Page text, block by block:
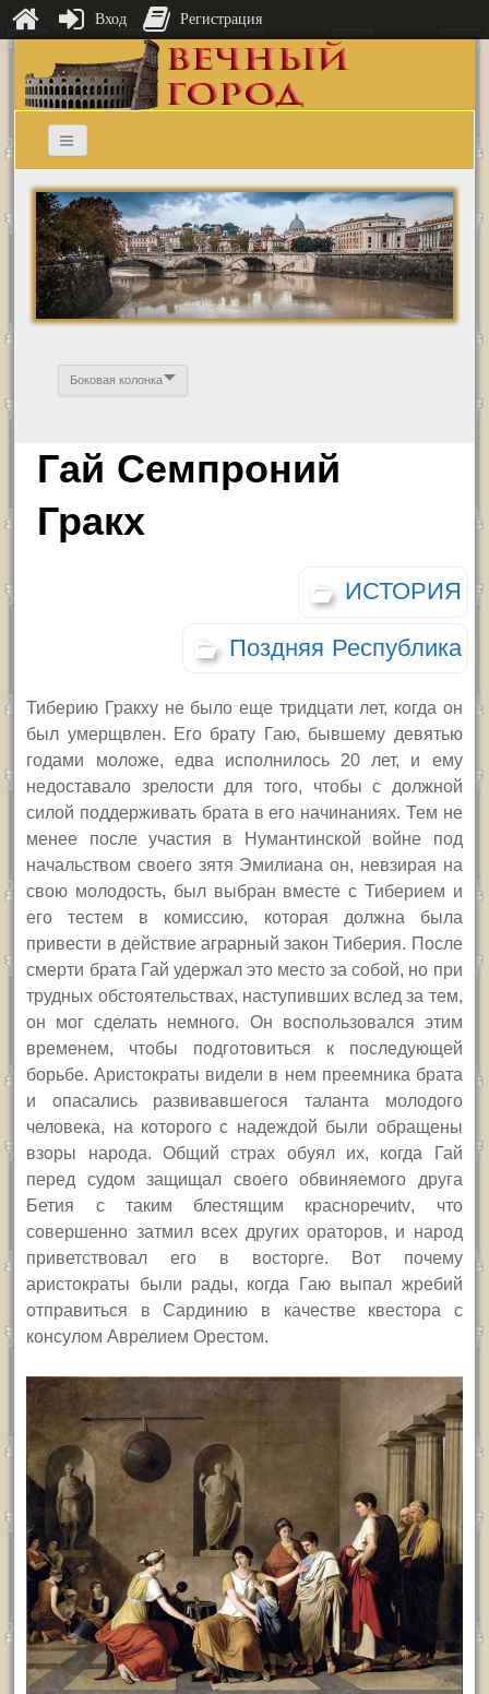
Боковая колонка
Гай Семпроний
Гракх
ИСТОРИЯ
Поздняя Республика
Тиберию Гракху не было еще тридцати лет, когда он
был умерщвлен. Его брату Гаю, бывшему девятью
годами моложе, едва исполнилось 20 лет, и ему
недоставало зрелости для того, чтобы с должной
силой поддерживать брата в его начинаниях. Тем не
менее после участия в Нумантинской войне под
начальством своего зятя Эмилиана он, невзирая на
свою молодость, был выбран вместе с Тиберием и
его тестем в комиссию, которая должна была
привести в действие аграрный закон Тиберия. После
смерти брата Гай удержал это место за собой, но при
трудных обстоятельствах, наступивших вслед за тем,
он мог сделать немного. Он воспользовался этим
временем, чтобы подготовиться к последующей
борьбе. Аристократы видели в нем преемника брата
и опасались развивавшегося таланта молодого
человека, на которого с надеждой были обращены
взоры народа. Общий страх обуял их, когда Гай
перед судом защищал своего обвиняемого друга
Бетия с таким блестящим красноречиtv, что
совершенно затмил всех других ораторов, и народ
приветствовал его в восторге. Вот почему
аристократы были рады, когда Гаю выпал жребий
отправиться в Сардинию в качестве квестора с
консулом Аврелием Орестом.
Вход Регистрация